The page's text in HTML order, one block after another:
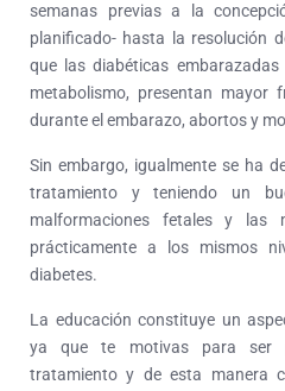
semanas previas a la
planificado- hasta la resolución
que las diabéticas
metabolismo, presentan mayor
durante el embarazo, abortos y
Sin embargo, igualmente se ha
tratamiento y teniendo un
malformaciones fetales y las
prácticamente a los mismos
diabetes.
La educación constituye un
ya que te motivas para ser
tratamiento y de esta manera